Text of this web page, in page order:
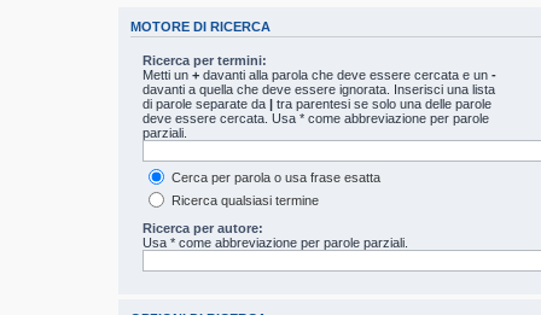
MOTORE DI RICERCA
Ricerca per termini:
Metti un+ davanti alla parola che deve essere cercata e un-
davanti a quella che deve essere ignorata. Inserisci una lista
di parole separate da
tra parentesi se solo una delle parole
deve essere cercata. Usa * come abbreviazione per parole
parziali.
Cerca per parola o usa frase esatta
Ricerca qualsiasi termine
Ricerca per autore:
Usa * come abbreviazione per parole parziali.